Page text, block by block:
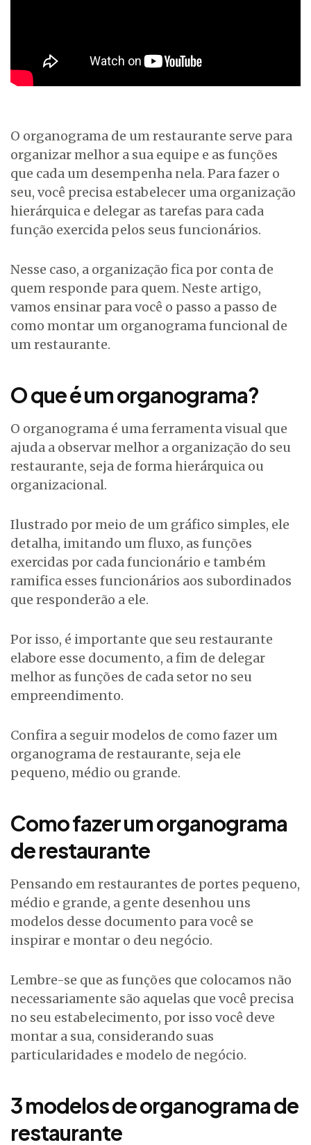
O organograma de um restaurante serve para
organizar melhor a sua equipe e as funções
que cada um desempenha nela. Para fazer o
seu, você precisa estabelecer uma organização
hierárquica e delegar as tarefas para cada
função exercida pelos seus funcionários.
Nesse caso, a organização fica por conta de
quem responde para quem. Neste artigo,
vamos ensinar para você o passo a passo de
como montar um organograma funcional de
um restaurante.
O que é um organograma?
O organograma é uma ferramenta visual que
ajuda a observar melhor a organização do seu
restaurante, seja de forma hierárquica ou
organizacional.
Ilustrado por meio de um gráfico simples, ele
detalha, imitando um fluxo, as funções
exercidas por cada funcionário e também
ramifica esses funcionários aos subordinados
que responderão a ele.
Por isso, é importante que seu restaurante
elabore esse documento, a fim de delegar
melhor as funções de cada setor no seu
empreendimento.
Confira a seguir modelos de como fazer um
organograma de restaurante, seja ele
pequeno, médio ou grande.
Como fazer um organograma
de restaurante
Pensando em restaurantes de portes pequeno,
médio e grande, a gente desenhou uns
modelos desse documento para você se
inspirar e montar o deu negócio.
Lembre-se que as funções que colocamos não
necessariamente são aquelas que você precisa
no seu estabelecimento, por isso você deve
montar a sua, considerando suas
particularidades e modelo de negócio.
3 modelos de organograma de
restaurante